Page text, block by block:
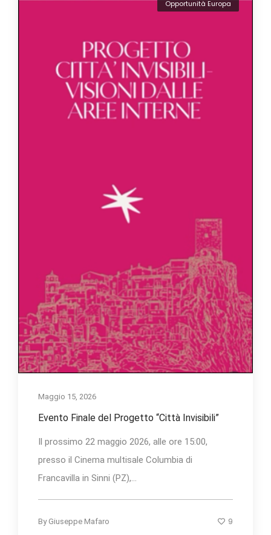
Opportunità Europa
Maggio 15, 2026
Evento Finale del Progetto “Città Invisibili”
Il prossimo 22 maggio 2026, alle ore 15:00,
presso il Cinema multisale Columbia di
Francavilla in Sinni (PZ),...
By Giuseppe Mafaro 9